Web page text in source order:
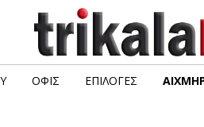
ΟΦΙΣ ΕΠΙΛΟΓΈΣ